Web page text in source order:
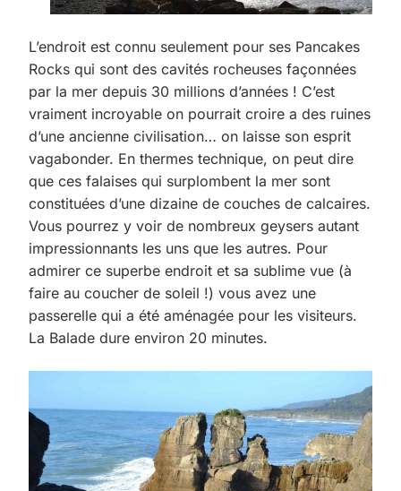
L’endroit est connu seulement pour ses Pancakes
Rocks qui sont des cavités rocheuses façonnées
par la mer depuis 30 millions d’années ! C’est
vraiment incroyable on pourrait croire a des ruines
d’une ancienne civilisation… on laisse son esprit
vagabonder. En thermes technique, on peut dire
que ces falaises qui surplombent la mer sont
constituées d’une dizaine de couches de calcaires.
Vous pourrez y voir de nombreux geysers autant
impressionnants les uns que les autres. Pour
admirer ce superbe endroit et sa sublime vue (à
faire au coucher de soleil !) vous avez une
passerelle qui a été aménagée pour les visiteurs.
La Balade dure environ 20 minutes.